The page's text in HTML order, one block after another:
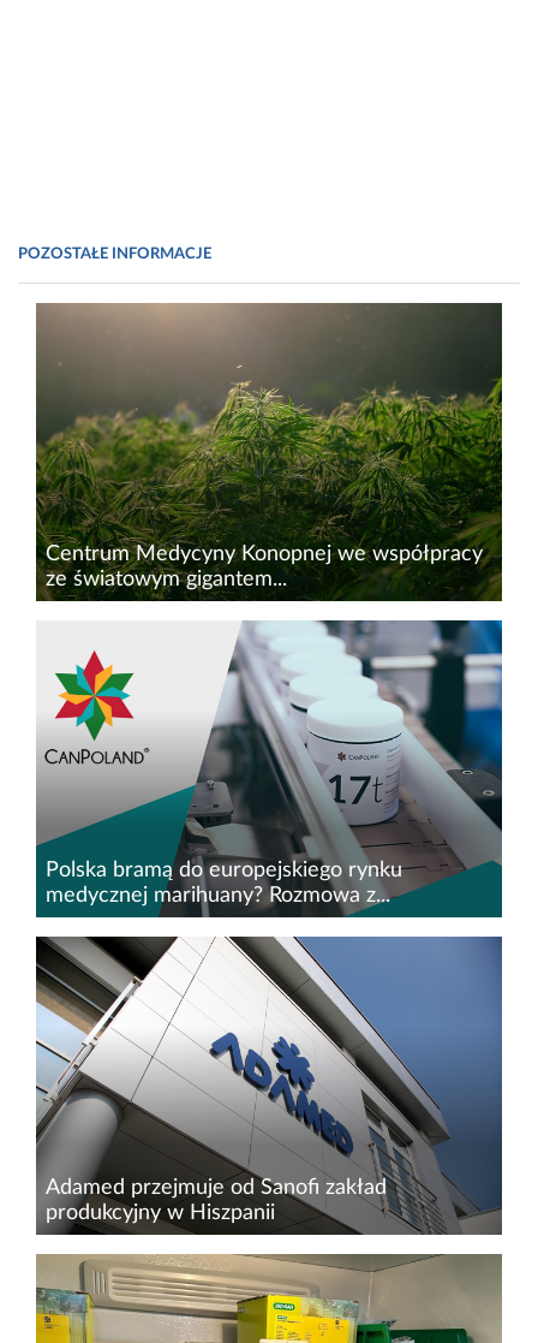
POZOSTAŁE INFORMACJE
Centrum Medycyny Konopnej we współpracy
ze światowym gigantem...
Grupa Centrum Medycyny Konopnej (CMK) –
lider usług leczniczych z wykorzystaniem terapii
medyczną marihuaną na polskim rynku –
planowo jeszcze w 2024 r. wprowadzi do aptek
produkty z konopi, oferowane...
Polska bramą do europejskiego rynku
medycznej marihuany? Rozmowa z...
O łódzkiej firmie farmaceutycznej CanPoland,
mającej zezwolenie na obrót medyczną
marihuaną, zrobiło się szczególnie głośno na
początku bieżącego roku. Wszystko za sprawą
spektakularnej kampanii...
Adamed przejmuje od Sanofi zakład
produkcyjny w Hiszpanii
Adamed Pharma podpisał wstępne
porozumienie z Sanofi dotyczące przejęcia
zakładu produkcyjnego w Riells i Viabrea w